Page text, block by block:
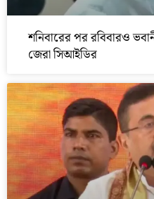
শনিবারের পর রবিবারও
জেরা সিআইডির